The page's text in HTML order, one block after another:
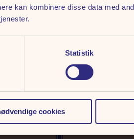
kan kombinere disse data med
Statistik
cookies